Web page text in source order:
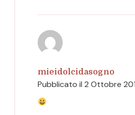
mieidolcidasogno
Pubblicato il 2 Ottobre